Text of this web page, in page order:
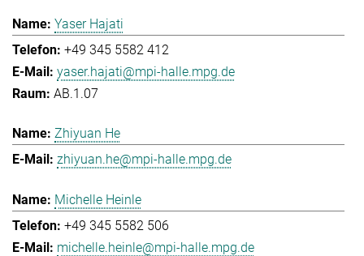
Yaser Hajati
+49 345 5582 412
yaser.hajati@mpi-halle.mpg.de
AB.1.07
Zhiyuan He
zhiyuan.he@mpi-halle.mpg.de
Michelle Heinle
+49 345 5582 506
michelle.heinle@mpi-halle.mpg.de